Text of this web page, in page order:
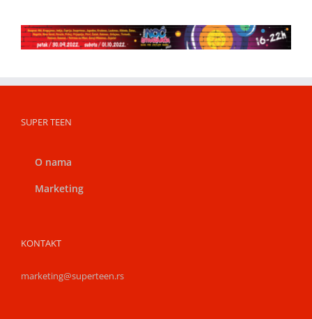
SUPER TEEN
O nama
Marketing
KONTAKT
marketing@superteen.rs